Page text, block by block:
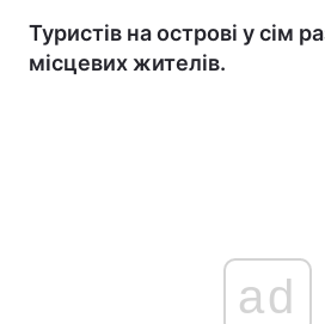
Туристів на острові у сім
місцевих жителів.
ad